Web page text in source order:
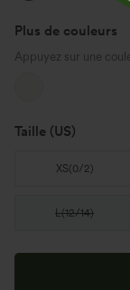
Plus de couleurs
Appuyez sur une
Taille (US)
XS(0/2)
L(12/14)